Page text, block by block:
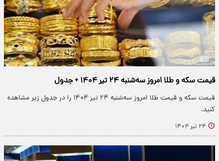
قیمت سکه و طلا امروز سه‌شنبه ۲۴ تیر ۱۴۰۴ + جدول
قیمت سکه و قیمت طلا امروز سه‌شنبه ۲۴ تیر ۱۴۰۴ را در جدول زیر مشاهده
کنید.
۲۴ تیر ۱۴۰۴